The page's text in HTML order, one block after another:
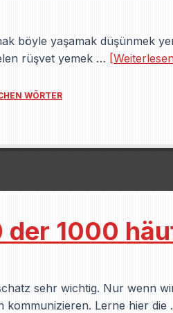
böyle yaşamak düşünmek
rüşvet yemek …
WÖRTER
der 1000
sehr wichtig. Nur wenn
kommunizieren. Lerne hier die